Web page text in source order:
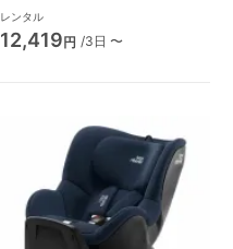
デル チャイルドシート エールベベ
(AILBEBE)
レンタル
12,419円 /3日 〜